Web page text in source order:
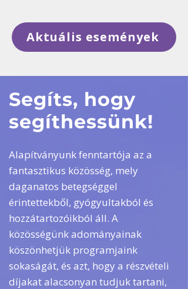
Aktuális események
Segíts, hogy
segíthessünk!
Alapítványunk fenntartója az a
fantasztikus közösség, mely
daganatos betegséggel
érintettekből, gyógyultakból és
hozzátartozóikból áll. A
közösségünk adományainak
köszönhetjük programjaink
sokaságát, és azt, hogy a részvételi
díjakat alacsonyan tudjuk tartani,